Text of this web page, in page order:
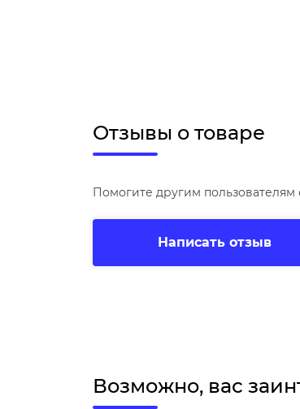
Отзывы о товаре
Помогите другим
Написать отзыв
Возможно, вас